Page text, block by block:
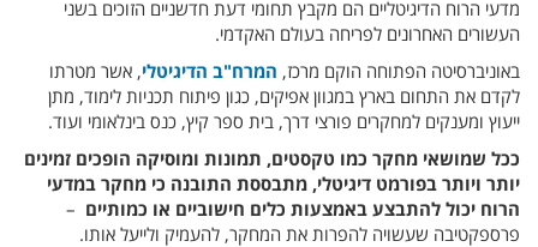
מדעי הרוח הדיגיטליים הם מקבץ תחומי דעת חדשניים הזוכים בשני
העשורים האחרונים לפריחה בעולם האקדמי.
באוניברסיטה הפתוחה הוקם מרכז, המרח"ב הדיגיטלי, אשר מטרתו
לקדם את התחום בארץ במגוון אפיקים, כגון פיתוח תכניות לימוד, מתן
ייעוץ ומענקים למחקרים פורצי דרך, בית ספר קיץ, כנס בינלאומי ועוד.
ככל שמושאי מחקר כמו טקסטים, תמונות ומוסיקה הופכים זמינים
יותר ויותר בפורמט דיגיטלי, מתבססת התובנה כי מחקר במדעי
הרוח יכול להתבצע באמצעות כלים חישוביים או כמותיים –
פרספקטיבה שעשויה להפרות את המחקר, להעמיק ולייעל אותו.